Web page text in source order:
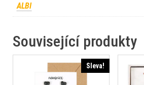
ALBI
Související produkty
Sleva!